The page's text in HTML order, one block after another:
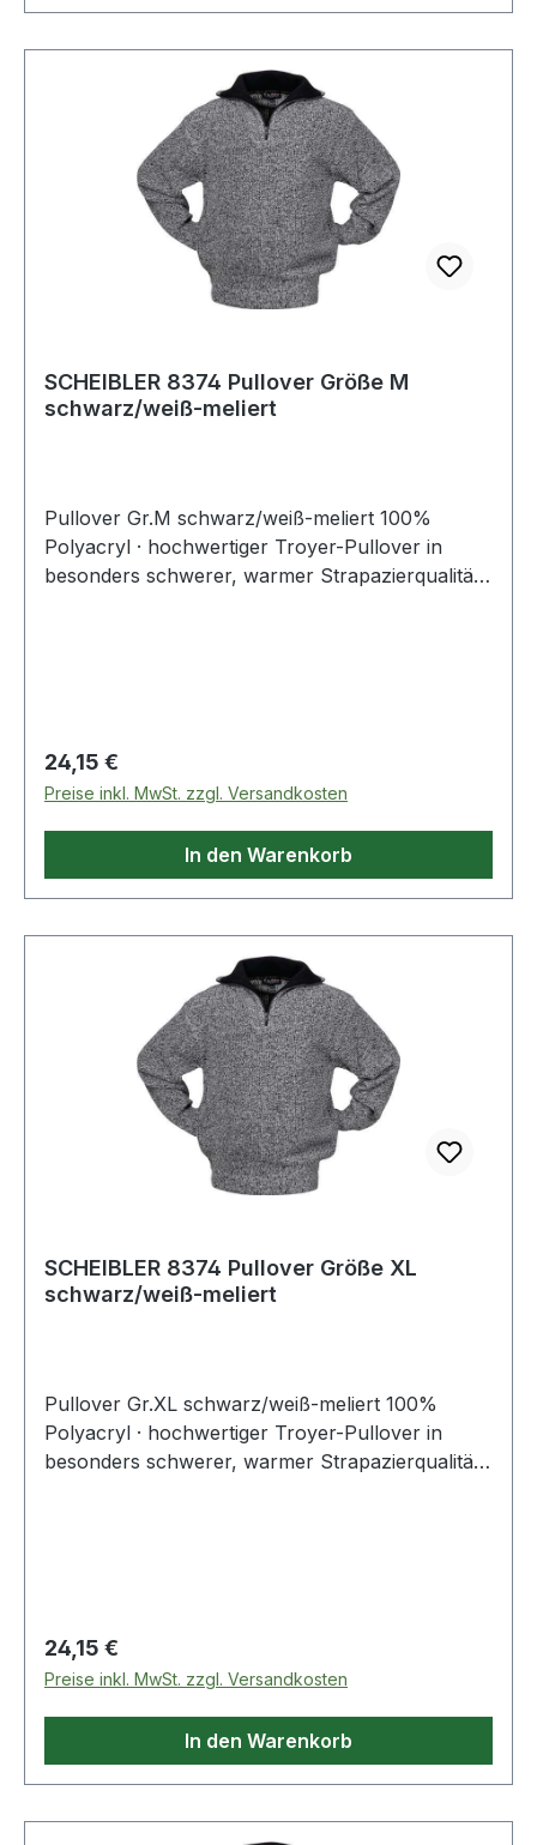
SCHEIBLER 8374 Pullover Größe M
schwarz/weiß-meliert
Pullover Gr.M schwarz/weiß-meliert 100%
Polyacryl · hochwertiger Troyer-Pullover in
besonders schwerer, warmer Strapazierqualität ·
Regulärer Preis:
24,15 €
Preise inkl. MwSt. zzgl. Versandkosten
In den Warenkorb
SCHEIBLER 8374 Pullover Größe XL
schwarz/weiß-meliert
Pullover Gr.XL schwarz/weiß-meliert 100%
Polyacryl · hochwertiger Troyer-Pullover in
besonders schwerer, warmer Strapazierqualität ·
Regulärer Preis:
24,15 €
Preise inkl. MwSt. zzgl. Versandkosten
In den Warenkorb